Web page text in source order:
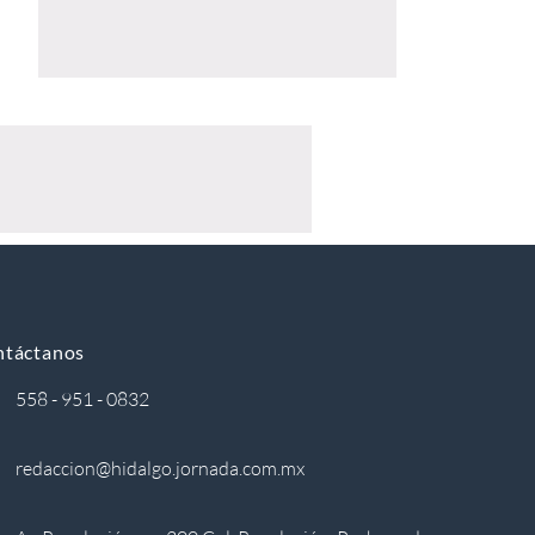
558 - 951 - 0832
redaccion@hidalgo.jornada.com.mx